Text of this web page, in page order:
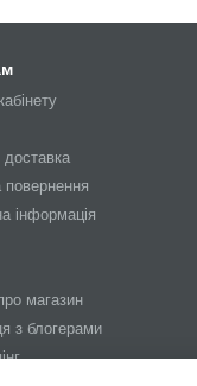
доставка
повернення
інформація
магазин
з блогерами